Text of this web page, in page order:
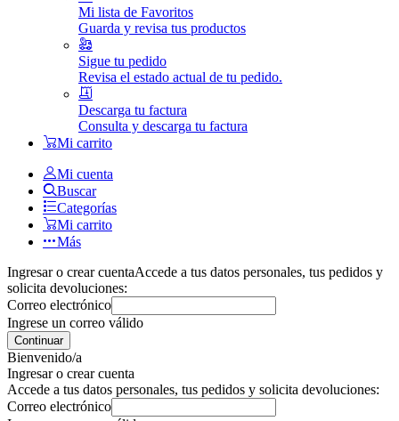
Mi lista de Favoritos
Guarda y revisa tus productos
Sigue tu pedido
Revisa el estado actual de tu pedido.
Descarga tu factura
Consulta y descarga tu factura
Mi carrito
Mi cuenta
Buscar
Categorías
Mi carrito
Más
Ingresar o crear cuentaAccede a tus datos personales, tus pedidos y
solicita devoluciones:
Correo electrónico
Ingrese un correo válido
Continuar
Bienvenido/a
Ingresar o crear cuenta
Accede a tus datos personales, tus pedidos y solicita devoluciones:
Correo electrónico